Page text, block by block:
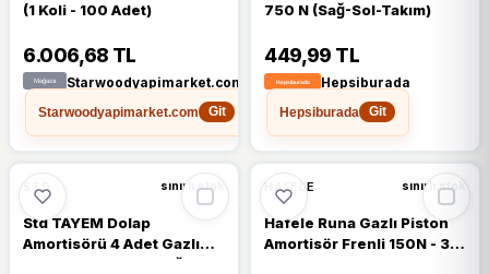
(1 Koli - 100 Adet)
6.006,68 TL
Starwoodyapimarket.com
Starwoodyapimarket.com
Git
750 N (Sağ-Sol-Takım)
449,99 TL
Hepsiburada
Hepsiburada
Git
STD sınırlı stok
Std TAYEM Dolap
Amortisörü 4 Adet Gazlı
Piston Kapak Hidroliği 27
HAFELE sınırlı stok
Hafele Runa Gazlı Piston
Amortisör Frenli 150N - 30